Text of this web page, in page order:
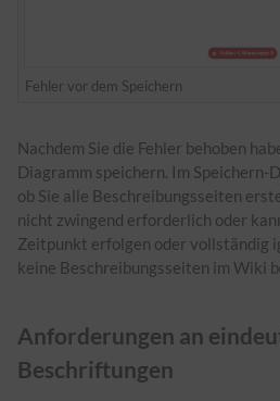
Fehler vor dem Speichern
Nachdem Sie die Fehler behoben
Diagramm speichern. Im Speichern-
ob Sie alle Beschreibungsseiten
nicht zwingend erforderlich oder
Zeitpunkt erfolgen oder vollständig
keine Beschreibungsseiten im Wiki
Anforderungen an
Beschriftungen